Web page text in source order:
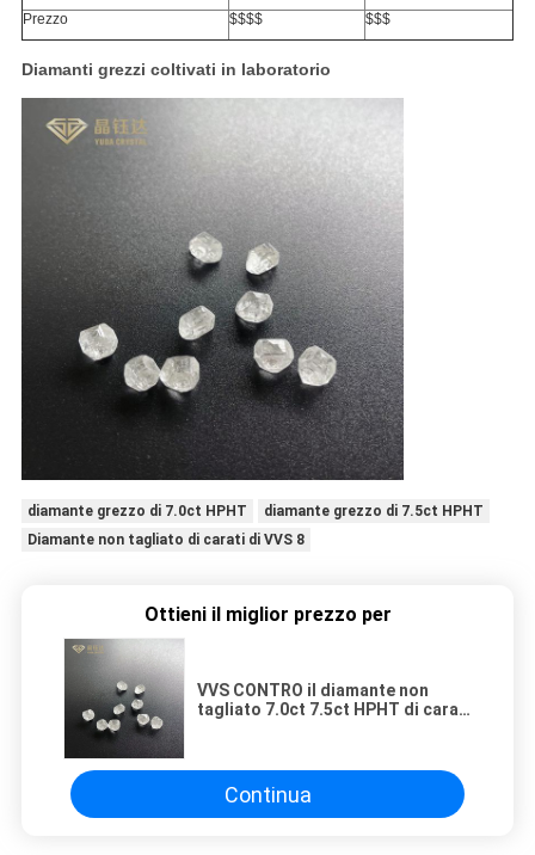
Prezzo
$$$$ $$$
Diamanti grezzi coltivati in laboratorio
diamante grezzo di 7.0ct HPHT
diamante grezzo di 7.5ct HPHT
Diamante non tagliato di carati di VVS 8
Ottieni il miglior prezzo per
VVS CONTRO il diamante non
tagliato 7.0ct 7.5ct HPHT di carati
Continua